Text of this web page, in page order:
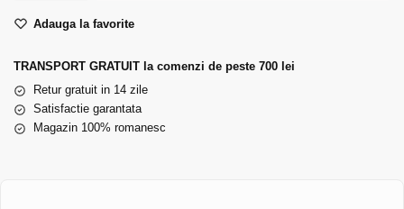
Adauga la favorite
TRANSPORT GRATUIT la comenzi de peste 700 lei
Retur gratuit in 14 zile
Satisfactie garantata
Magazin 100% romanesc